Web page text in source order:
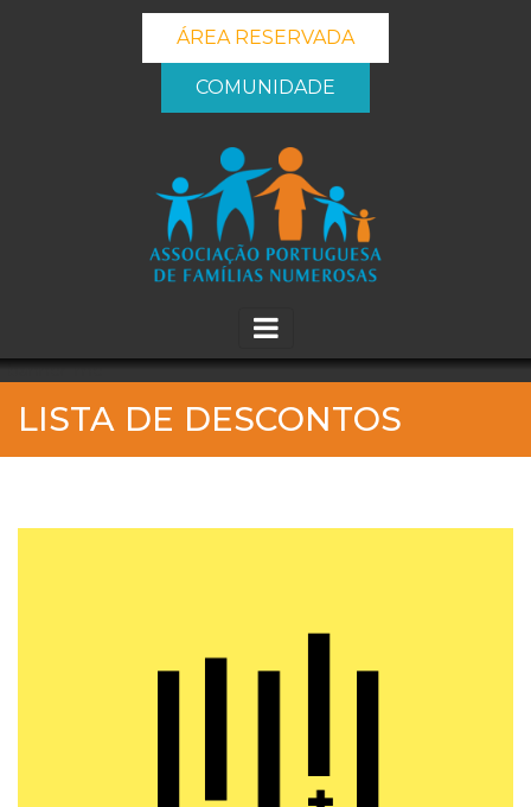
ÁREA RESERVADA
COMUNIDADE
_banner_me_
LISTA DE DESCONTOS